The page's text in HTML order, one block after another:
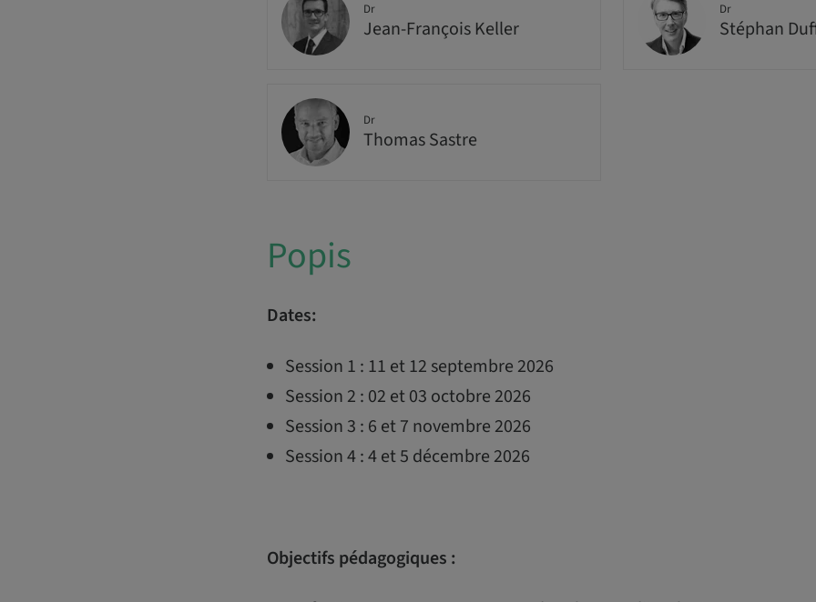
Dr
Jean-François Keller
Dr
Stéphan
Dr
Thomas Sastre
Popis
Dates:
Session 1 : 11 et 12 septembre 2026
Session 2 : 02 et 03 octobre 2026
Session 3 : 6 et 7 novembre 2026
Session 4 : 4 et 5 décembre 2026
Objectifs pédagogiques :